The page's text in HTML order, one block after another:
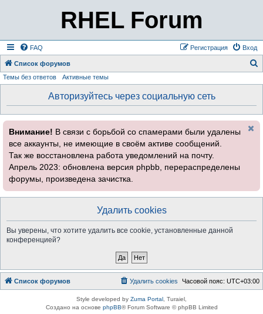
RHEL Forum
FAQ Вход
Регистрация
Список форумов
Темы без ответов Активные темы
Авторизуйтесь через социальную сеть
Внимание! В связи с борьбой со спамерами были удалены
все аккаунты, не имеющие в своём активе сообщений.
Так же восстановлена работа уведомлений на почту.
Апрель 2023: обновлена версия phpbb, перераспределены
форумы, произведена зачистка.
Удалить cookies
Вы уверены, что хотите удалить все cookie, установленные данной
конференцией?
Список форумов Часовой пояс: UTC+03:00
Удалить cookies
Style developed by Zuma Portal , Turaiel,
Создано на основе phpBB® Forum Software © phpBB Limited